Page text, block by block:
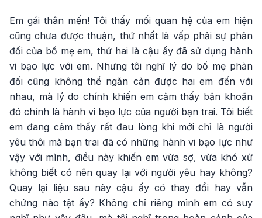
Em gái thân mến! Tôi thấy mối quan hệ của em hiện
cũng chưa được thuận, thứ nhất là vấp phải sự phản
đối của bố mẹ em, thứ hai là cậu ấy đã sử dụng hành
vi bạo lực với em. Nhưng tôi nghĩ lý do bố mẹ phản
đối cũng không thể ngăn cản được hai em đến với
nhau, mà lý do chính khiến em cảm thấy băn khoăn
đó chính là hành vi bạo lực của người bạn trai. Tôi biết
em đang cảm thấy rất đau lòng khi mới chỉ là người
yêu thôi mà bạn trai đã có những hành vi bạo lực như
vậy với mình, điều này khiến em vừa sợ, vừa khó xử
không biết có nên quay lại với người yêu hay không?
Quay lại liệu sau này cậu ấy có thay đổi hay vẫn
chứng nào tật ấy? Không chỉ riêng mình em có suy